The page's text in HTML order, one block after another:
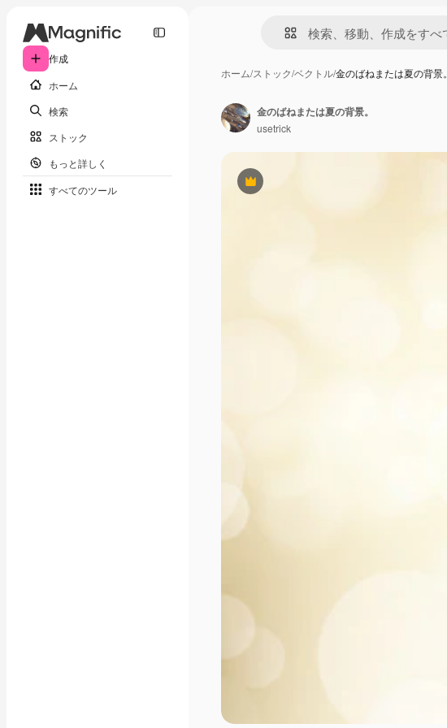
作成
ホーム
検索
ストック
もっと詳しく
すべてのツール
ホーム/ストック/ベクトル/金のばねまたは夏の背景。
Premium
金のばねまたは夏の背景。
usetrick